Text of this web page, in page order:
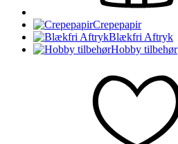
Crepepapir
Blækfri Aftryk
Hobby tilbehør